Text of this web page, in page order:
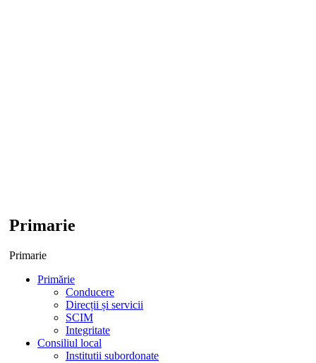
Primarie
Primarie
Primărie
Conducere
Direcții și servicii
SCIM
Integritate
Consiliul local
Institutii subordonate